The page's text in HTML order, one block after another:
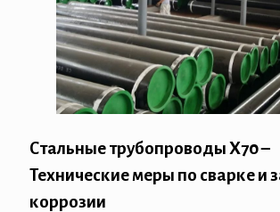
Стальные трубопроводы X70 –
Технические меры по сварке и
коррозии